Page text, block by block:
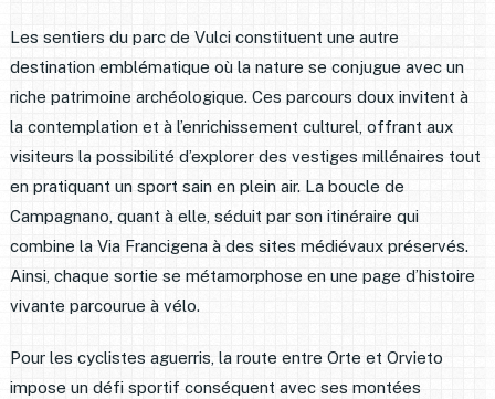
Les sentiers du parc de Vulci constituent une autre
destination emblématique où la nature se conjugue avec un
riche patrimoine archéologique. Ces parcours doux invitent à
la contemplation et à l’enrichissement culturel, offrant aux
visiteurs la possibilité d’explorer des vestiges millénaires tout
en pratiquant un sport sain en plein air. La boucle de
Campagnano, quant à elle, séduit par son itinéraire qui
combine la Via Francigena à des sites médiévaux préservés.
Ainsi, chaque sortie se métamorphose en une page d’histoire
vivante parcourue à vélo.
Pour les cyclistes aguerris, la route entre Orte et Orvieto
impose un défi sportif conséquent avec ses montées